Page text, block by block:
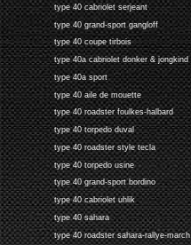
type 40 cabriolet serjeant
type 40 grand-sport gangloff
type 40 coupe tirbois
type 40a cabriolet donker & jongkind
type 40a sport
type 40 aile de mouette
type 40 roadster foulkes-halbard
type 40 torpedo duval
type 40 roadster style tecla
type 40 torpedo usine
type 40 grand-sport bordino
type 40 cabriolet uhlik
type 40 sahara
type 40 roadster sahara-rallye-march